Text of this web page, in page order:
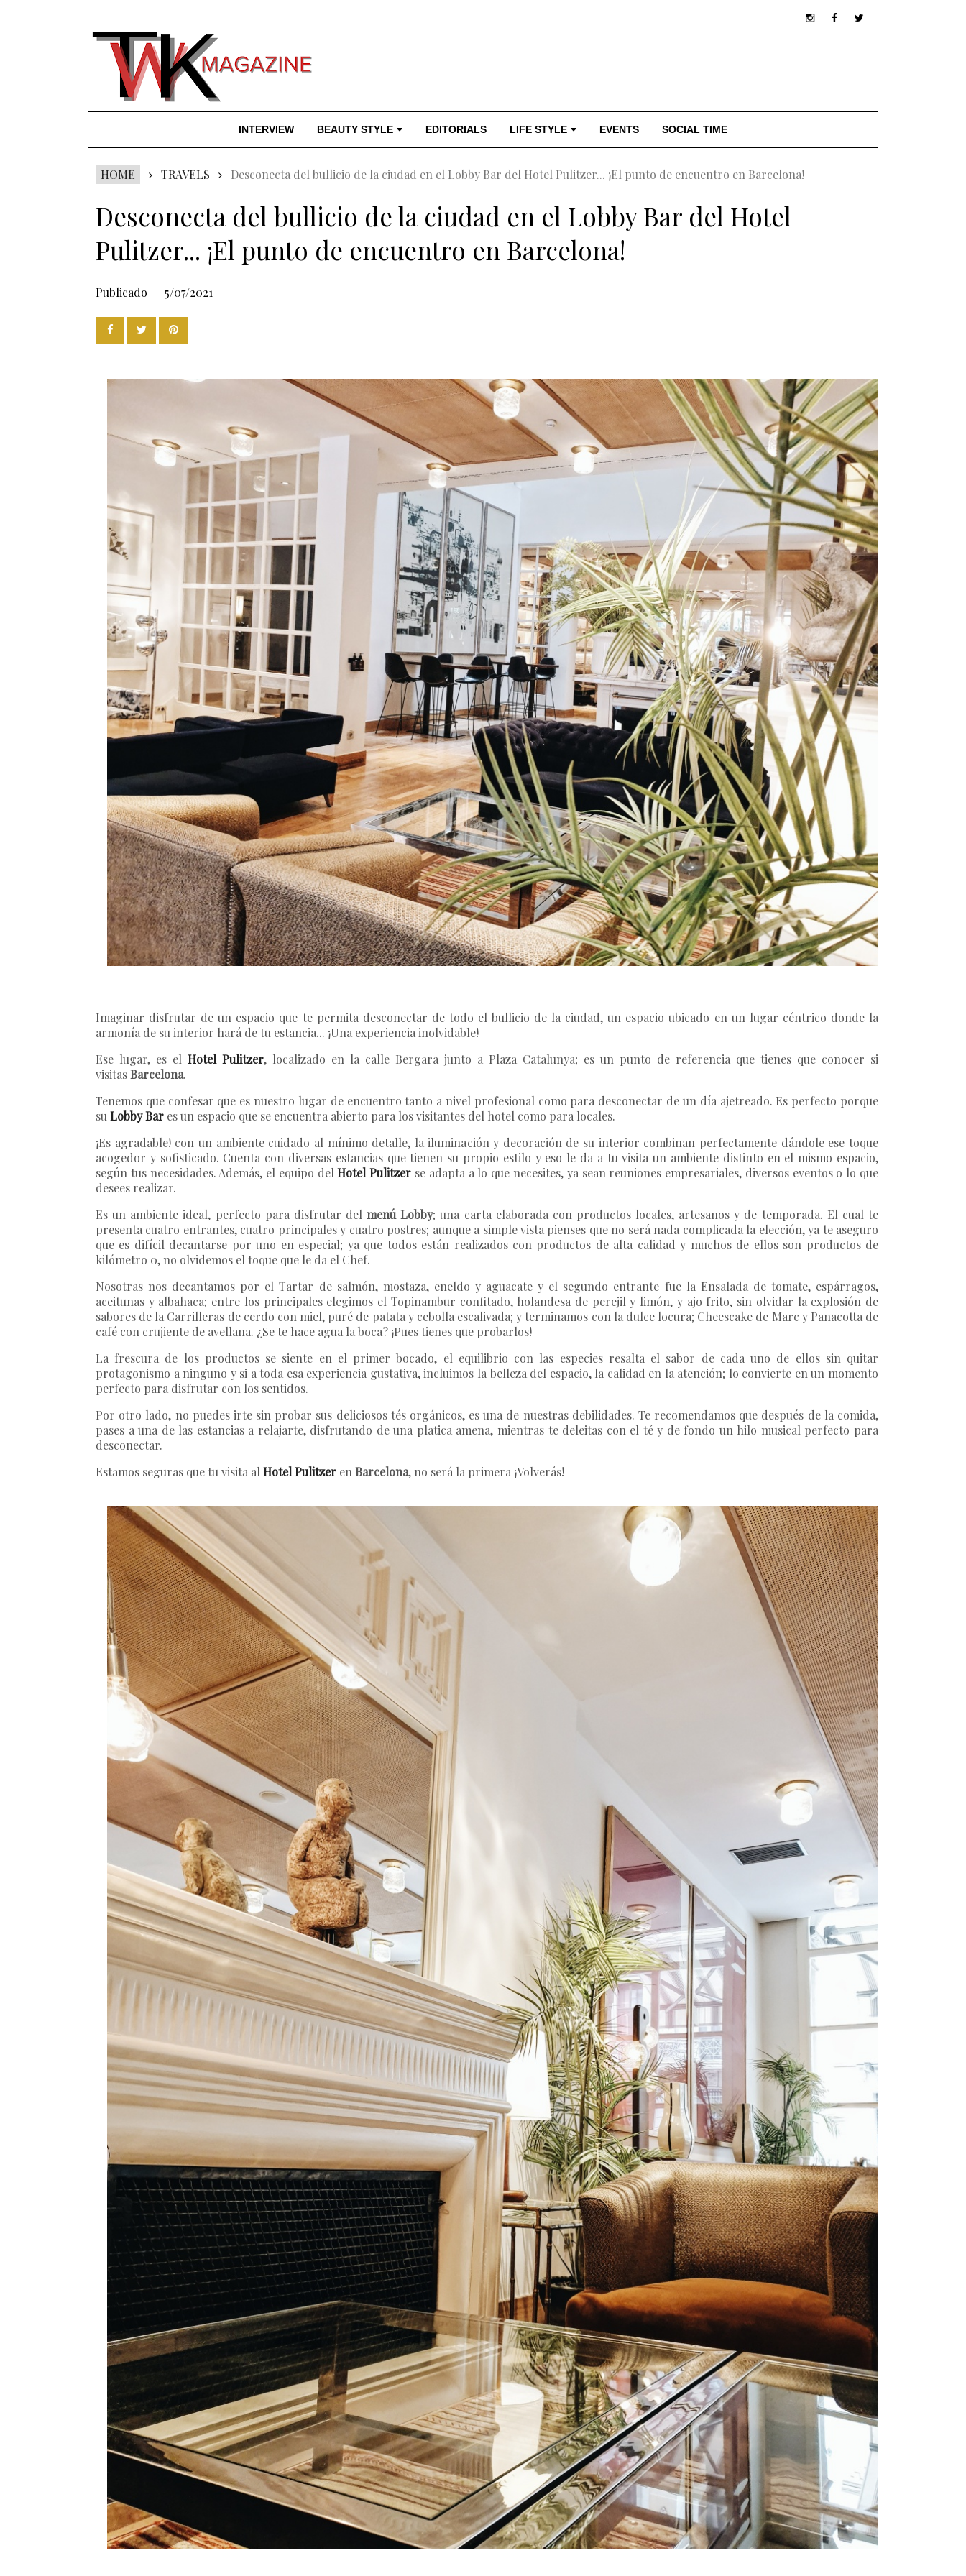
INTERVIEW BEAUTY STYLE EDITORIALS LIFE STYLE EVENTS SOCIAL TIME
HOME TRAVELS Desconecta del bullicio de la ciudad en el Lobby Bar del Hotel Pulitzer... ¡El punto de encuentro en Barcelona!
Desconecta del bullicio de la ciudad en el Lobby Bar del Hotel
Pulitzer... ¡El punto de encuentro en Barcelona!
Publicado 5/07/2021
Imaginar disfrutar de un espacio que te permita desconectar de todo el bullicio de la ciudad, un espacio ubicado en un lugar céntrico donde la
armonía de su interior hará de tu estancia... ¡Una experiencia inolvidable!
Ese lugar, es el Hotel Pulitzer, localizado en la calle Bergara junto a Plaza Catalunya; es un punto de referencia que tienes que conocer si
visitasBarcelona.
Tenemos que confesar que es nuestro lugar de encuentro tanto a nivel profesional como para desconectar de un día ajetreado. Es perfecto porque
su Lobby Bar es un espacio que se encuentra abierto para los visitantes del hotel como para locales.
¡Es agradable! con un ambiente cuidado al mínimo detalle, la iluminación y decoración de su interior combinan perfectamente dándole ese toque
acogedor y sofisticado. Cuenta con diversas estancias que tienen su propio estilo y eso le da a tu visita un ambiente distinto en el mismo espacio,
según tus necesidades. Además, el equipo delHotel Pulitzer se adapta a lo que necesites, ya sean reuniones empresariales, diversos eventos o lo que
desees realizar.
Es un ambiente ideal, perfecto para disfrutar delmenú Lobby; una carta elaborada con productos locales, artesanos y de temporada. El cual te
presenta cuatro entrantes, cuatro principales y cuatro postres; aunque a simple vista pienses que no será nada complicada la elección, ya te aseguro
que es difícil decantarse por uno en especial; ya que todos están realizados con productos de alta calidad y muchos de ellos son productos de
kilómetro 0, no olvidemos el toque que le da el Chef.
Nosotras nos decantamos por el Tartar de salmón, mostaza, eneldo y aguacate y el segundo entrante fue la Ensalada de tomate, espárragos,
aceitunas y albahaca; entre los principales elegimos el Topinambur confitado, holandesa de perejil y limón, y ajo frito, sin olvidar la explosión de
sabores de la Carrilleras de cerdo con miel, puré de patata y cebolla escalivada; y terminamos con la dulce locura; Cheescake de Marc y Panacotta de
café con crujiente de avellana. ¿Se te hace agua la boca? ¡Pues tienes que probarlos!
La frescura de los productos se siente en el primer bocado, el equilibrio con las especies resalta el sabor de cada uno de ellos sin quitar
protagonismo a ninguno y si a toda esa experiencia gustativa, incluimos la belleza del espacio, la calidad en la atención; lo convierte en un momento
perfecto para disfrutar con los sentidos.
Por otro lado, no puedes irte sin probar sus deliciosos tés orgánicos, es una de nuestras debilidades. Te recomendamos que después de la comida,
pases a una de las estancias a relajarte, disfrutando de una platica amena, mientras te deleitas con el té y de fondo un hilo musical perfecto para
desconectar.
Estamos seguras que tu visita al Hotel Pulitzer en Barcelona, no será la primera ¡Volverás!